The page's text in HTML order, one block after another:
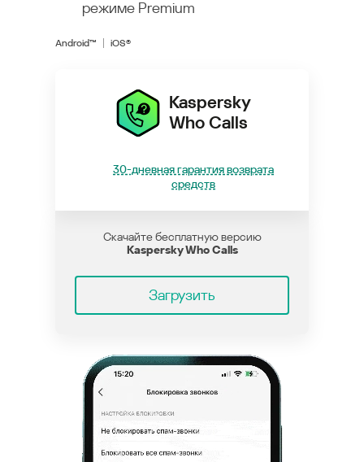
режиме Premium
Android™ iOS®
Kaspersky
Who Calls
30-дневная гарантия возврата
средств
Скачайте бесплатную версию
Kaspersky Who Calls
Загрузить